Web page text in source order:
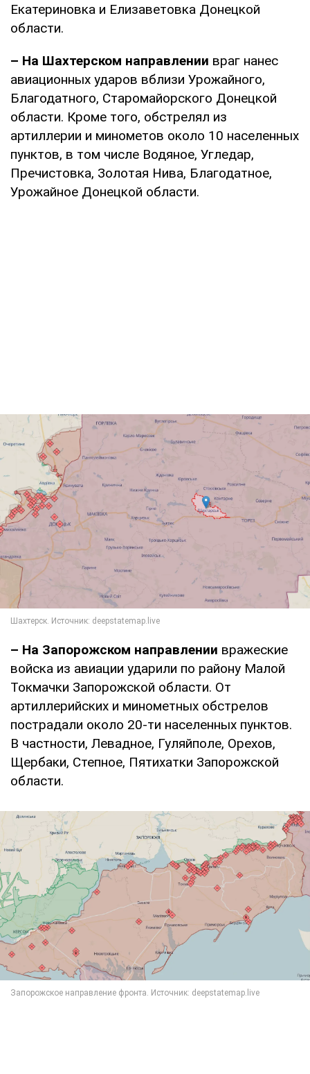
Екатериновка и Елизаветовка Донецкой
области.
– На Шахтерском направлении враг нанес
авиационных ударов вблизи Урожайного,
Благодатного, Старомайорского Донецкой
области. Кроме того, обстрелял из
артиллерии и минометов около 10 населенных
пунктов, в том числе Водяное, Угледар,
Пречистовка, Золотая Нива, Благодатное,
Урожайное Донецкой области.
– На Запорожском направлении вражеские
войска из авиации ударили по району Малой
Токмачки Запорожской области. От
артиллерийских и минометных обстрелов
пострадали около 20-ти населенных пунктов.
В частности, Левадное, Гуляйполе, Орехов,
Щербаки, Степное, Пятихатки Запорожской
области.